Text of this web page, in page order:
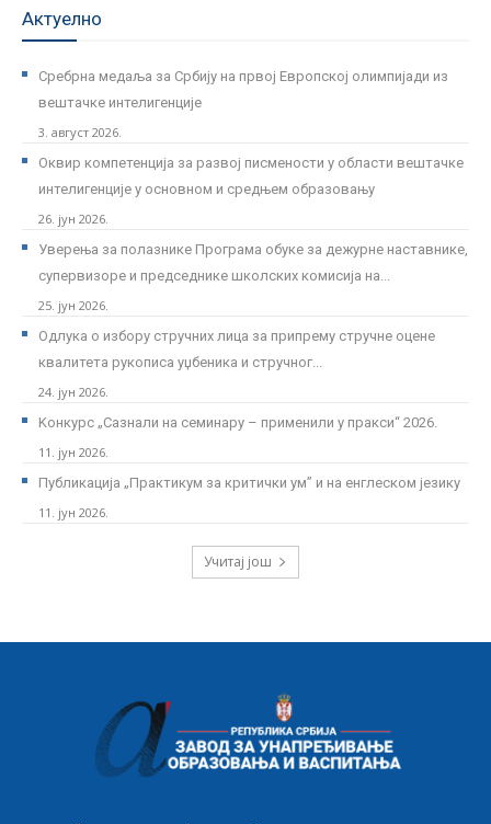
Актуелно
Сребрна медаља за Србију на првој Европској олимпијади из
вештачке интелигенције
3. август 2026.
Оквир компетенција за развој писмености у области вештачке
интелигенције у основном и средњем образовању
26. јун 2026.
Уверења за полазнике Програмa обуке за дежурне наставнике,
супервизоре и председнике школских комисија на...
25. јун 2026.
Одлука о избору стручних лица за припрему стручне оцене
квалитета рукописа уџбеника и стручног...
24. јун 2026.
Kонкурс „Сазнали на семинару – применили у пракси“ 2026.
11. јун 2026.
Публикација „Практикум за критички ум” и на енглеском језику
11. јун 2026.
Учитај још